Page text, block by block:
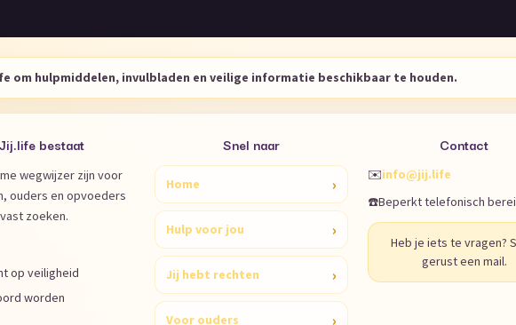
om hulpmiddelen, invulbladen en veilige informatie beschikbaar te houden.
bestaat
wegwijzer zijn voor
ouders en opvoeders
zoeken.
op veiligheid
worden
Snel naar
Home ›
Hulp voor jou ›
Jij hebt rechten ›
Voor ouders ›
Contact
✉️info@jij.life
☎️Beperkt telefonisch
Heb je iets te vragen?
gerust een mail.